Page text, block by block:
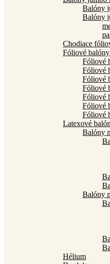
Balóny
Balóny
Chodiace
Fóliové
Fóliové
Fóliové
Fóliové
Fóliové
Fóliové
Fóliové
Fóliové
Latexové
Balóny
Balóny
Hélium